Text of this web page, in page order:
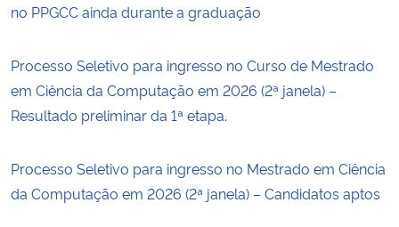
no PPGCC ainda durante a graduação
Processo Seletivo para ingresso no Curso de Mestrado
em Ciência da Computação em 2026 (2ª janela) –
Resultado preliminar da 1ª etapa.
Processo Seletivo para ingresso no Mestrado em Ciência
da Computação em 2026 (2ª janela) – Candidatos aptos